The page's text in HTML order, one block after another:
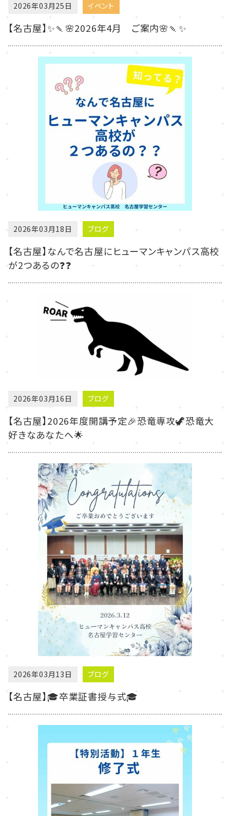
2026年03月25日 イベント
【名古屋】✨🍡🌸2026年4月 ご案内🌸🍡✨
2026年03月18日 ブログ
【名古屋】なんで名古屋にヒューマンキャンパス高校
が2つあるの❓❓
2026年03月16日 ブログ
【名古屋】2026年度開講予定🎉恐竜専攻🦖恐竜大
好きなあなたへ🌟
2026年03月13日 ブログ
【名古屋】🎓️卒業証書授与式🎓️